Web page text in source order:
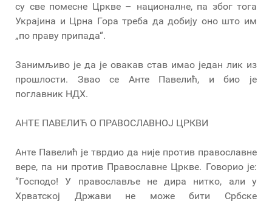
су све помесне Цркве – националне, па због тога
Украјина и Црна Гора треба да добију оно што им
„по праву припада“.
Занимљиво је да је овакав став имао један лик из
прошлости. Звао се Анте Павелић, и био је
поглавник НДХ.
АНТЕ ПАВЕЛИЋ О ПРАВОСЛАВНОЈ ЦРКВИ
Анте Павелић је тврдио да није против православне
вере, па ни против Православне Цркве. Говорио је:
“Господо! У православље не дира нитко, али у
Хрватској Држави не може бити Србске